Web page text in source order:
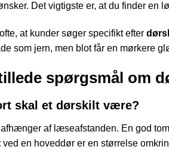
Det vigtigste er, at du finder en
at kunder søger specifikt efter
som jern, men blot får en mørkere
spørgsmål om
skal et dørskilt være?
af læseafstanden. En god
ved en hoveddør er en størrelse